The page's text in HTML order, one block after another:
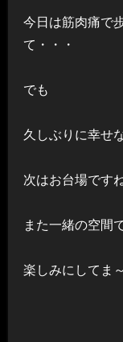
今日は筋肉痛で
て・・・
でも
久しぶりに幸せ
次はお台場です
また一緒の空間
楽しみにしてま